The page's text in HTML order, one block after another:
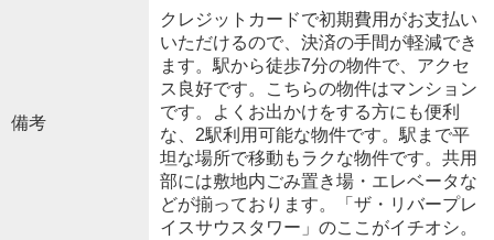
備考
クレジットカードで初期費用がお支払い
いただけるので、決済の手間が軽減でき
ます。駅から徒歩7分の物件で、アクセ
ス良好です。こちらの物件はマンション
です。よくお出かけをする方にも便利
な、2駅利用可能な物件です。駅まで平
坦な場所で移動もラクな物件です。共用
部には敷地内ごみ置き場・エレベータな
どが揃っております。「ザ・リバープレ
イスサウスタワー」のここがイチオシ。